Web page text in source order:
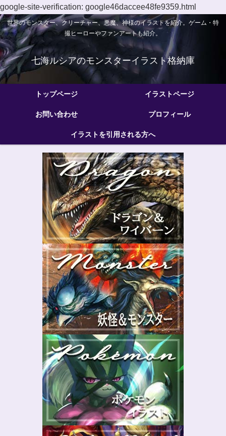
google-site-verification: google46daccee48fe9359.html
世界のモンスター、クリーチャー、悪魔、神様のイラストを紹介。ゲーム・特
撮ヒーローやファンアートも紹介。
七海ルシアのモンスターイラスト格納庫
トップページ イラストページ
お問い合わせ プロフィール
イラストを引用される方へ